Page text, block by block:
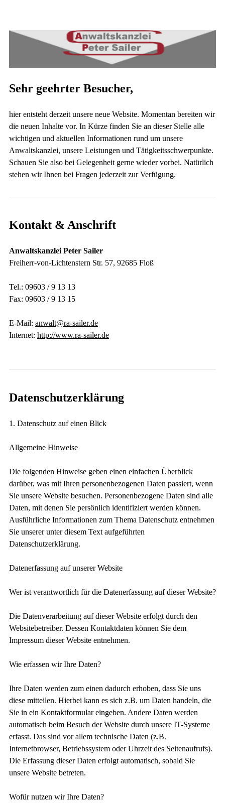
Sehr geehrter Besucher,
hier entsteht derzeit unsere neue Website. Momentan bereiten wir
die neuen Inhalte vor. In Kürze finden Sie an dieser Stelle alle
wichtigen und aktuellen Informationen rund um unsere
Anwaltskanzlei, unsere Leistungen und Tätigkeitsschwerpunkte.
Schauen Sie also bei Gelegenheit gerne wieder vorbei. Natürlich
stehen wir Ihnen bei Fragen jederzeit zur Verfügung.
Kontakt & Anschrift
Anwaltskanzlei Peter Sailer
Freiherr-von-Lichtenstern Str. 57, 92685 Floß
Tel.: 09603 / 9 13 13
Fax: 09603 / 9 13 15
E-Mail: anwalt@ra-sailer.de
Internet: http://www.ra-sailer.de
Datenschutz­erklärung
1. Datenschutz auf einen Blick
Allgemeine Hinweise
Die folgenden Hinweise geben einen einfachen Überblick
darüber, was mit Ihren personenbezogenen Daten passiert, wenn
Sie unsere Website besuchen. Personenbezogene Daten sind alle
Daten, mit denen Sie persönlich identifiziert werden können.
Ausführliche Informationen zum Thema Datenschutz entnehmen
Sie unserer unter diesem Text aufgeführten
Datenschutzerklärung.
Datenerfassung auf unserer Website
Wer ist verantwortlich für die Datenerfassung auf dieser Website?
Die Datenverarbeitung auf dieser Website erfolgt durch den
Websitebetreiber. Dessen Kontaktdaten können Sie dem
Impressum dieser Website entnehmen.
Wie erfassen wir Ihre Daten?
Ihre Daten werden zum einen dadurch erhoben, dass Sie uns
diese mitteilen. Hierbei kann es sich z.B. um Daten handeln, die
Sie in ein Kontaktformular eingeben. Andere Daten werden
automatisch beim Besuch der Website durch unsere IT-Systeme
erfasst. Das sind vor allem technische Daten (z.B.
Internetbrowser, Betriebssystem oder Uhrzeit des Seitenaufrufs).
Die Erfassung dieser Daten erfolgt automatisch, sobald Sie
unsere Website betreten.
Wofür nutzen wir Ihre Daten?